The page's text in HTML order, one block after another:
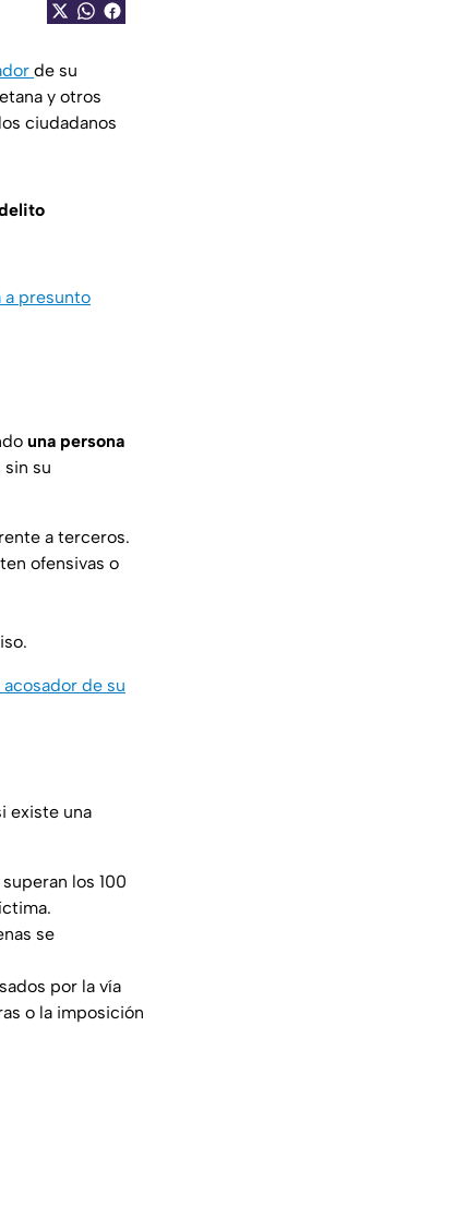
de su
y otros
ciudadanos
a presunto
una persona
sin su
a terceros.
ofensivas o
de su
existe una
los 100
se
por la vía
o la imposición